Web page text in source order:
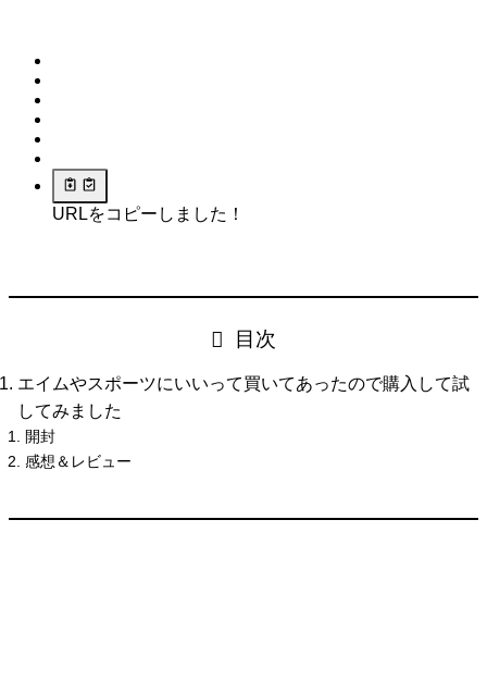
URLをコピーしました！
目次
エイムやスポーツにいいって買いてあったので購入して試
してみました
開封
感想＆レビュー